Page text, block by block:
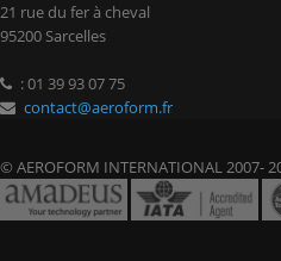
21 rue du fer à cheval
95200 Sarcelles
: 01 39 93 07 75
contact@aeroform.fr
© AEROFORM INTERNATIONAL 2007-